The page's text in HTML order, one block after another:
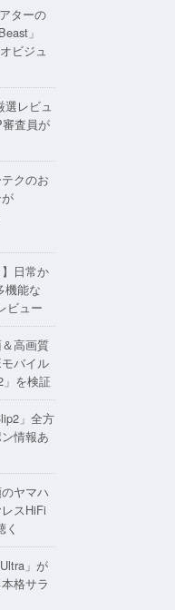
ターの
」
ビジュ
選レビュ
査員が
クのお
日常か
機能な
ビュー
高画質
バイル
」を検証
」全方
情報あ
ヤマハ
スHiFi
」が
格サラ